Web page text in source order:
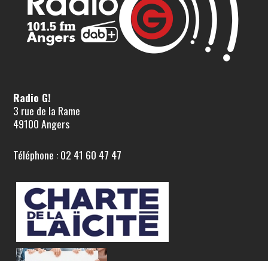
Radio G!
3 rue de la Rame
49100 Angers
Téléphone : 02 41 60 47 47